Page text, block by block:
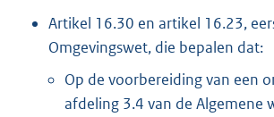
Artikel 16.30 en artikel 16.23,
Omgevingswet, die bepalen dat:
Op de voorbereiding van een
afdeling 3.4 van de Algemene